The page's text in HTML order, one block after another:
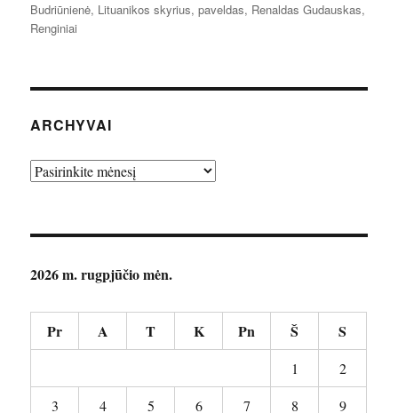
Budriūnienė, Lituanikos skyrius,paveldas, Renaldas Gudauskas,
Renginiai
ARCHYVAI
Archyvai
2026 m. rugpjūčio mėn.
Pr A T K Pn Š S
1
2
3
4 5 6 7 8
9